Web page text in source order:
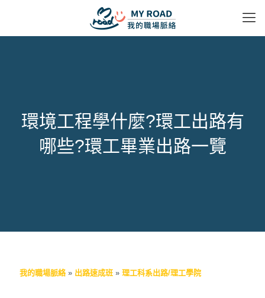
環境工程學什麼?環工出路有
哪些?環工畢業出路一覽
我的職場脈絡 » 出路速成班 » 理工科系出路/理工學院